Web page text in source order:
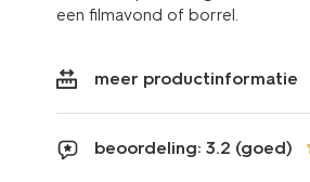
een filmavond of borrel.
meer productinformatie
beoordeling: 3.2 (goed)